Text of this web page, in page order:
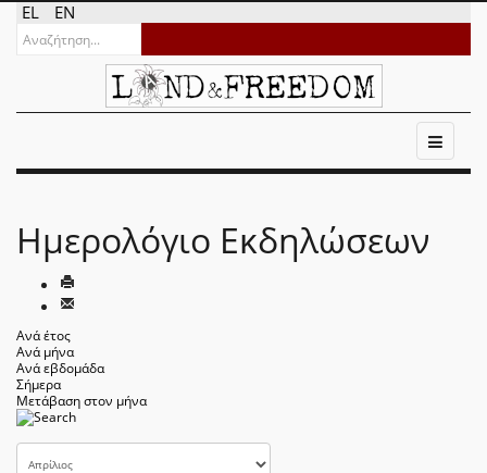
EL EN
Ημερολόγιο Εκδηλώσεων
Ανά έτος
Ανά μήνα
Ανά εβδομάδα
Σήμερα
Μετάβαση στον μήνα